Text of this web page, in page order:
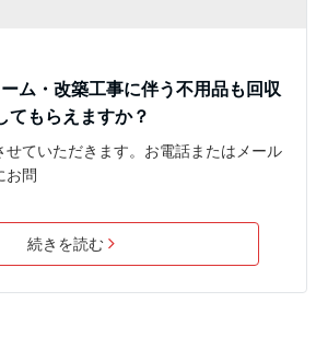
ム・改築工事に伴う不用品も回収
てもらえますか？
せていただきます。お電話またはメール
お問
続きを読む